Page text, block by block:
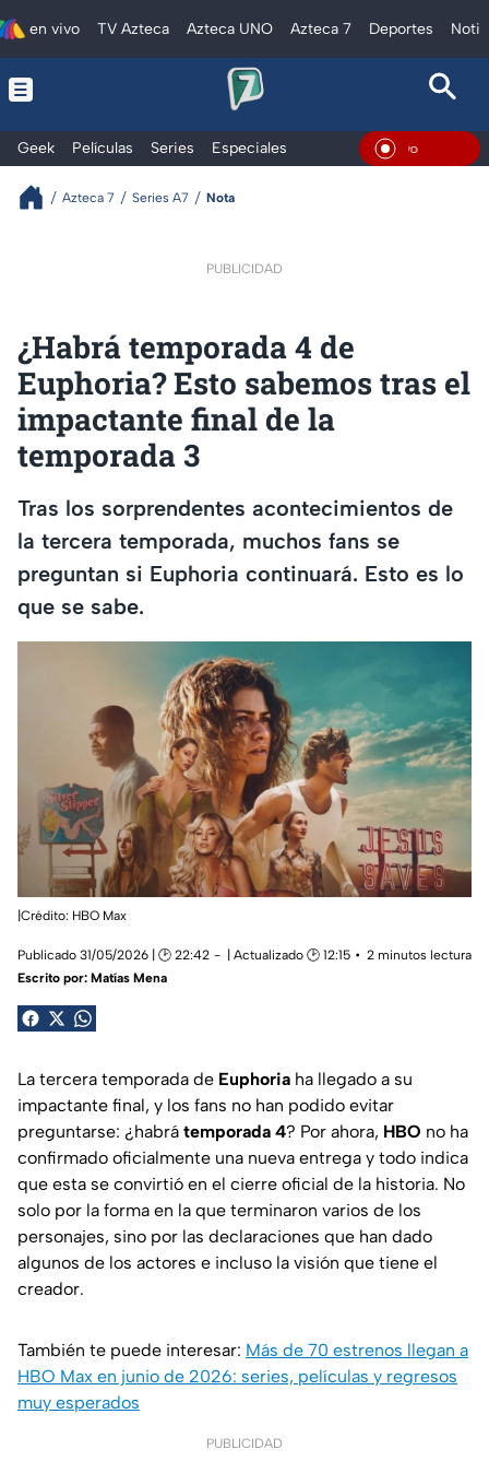
en vivo TV Azteca Azteca UNO Azteca 7 Deportes
Geek Películas Series Especiales En Vivo
Azteca 7 Series A7 Nota
PUBLICIDAD
¿Habrá temporada 4 de
Euphoria? Esto sabemos tras el
impactante final de la
temporada 3
Tras los sorprendentes acontecimientos de
la tercera temporada, muchos fans se
preguntan si Euphoria continuará. Esto es lo
que se sabe.
|Crédito: HBO Max
Publicado 31/05/2026 | 🕑 22:42 | Actualizado 🕑 12:15
2 minutos lectura
Escrito por: Matías Mena
La tercera temporada de Euphoria ha llegado a su
impactante final, y los fans no han podido evitar
preguntarse: ¿habrá temporada 4? Por ahora, HBO no ha
confirmado oficialmente una nueva entrega y todo indica
que esta se convirtió en el cierre oficial de la historia. No
solo por la forma en la que terminaron varios de los
personajes, sino por las declaraciones que han dado
algunos de los actores e incluso la visión que tiene el
creador.
También te puede interesar: Más de 70 estrenos llegan a
HBO Max en junio de 2026: series, películas y regresos
muy esperados
PUBLICIDAD